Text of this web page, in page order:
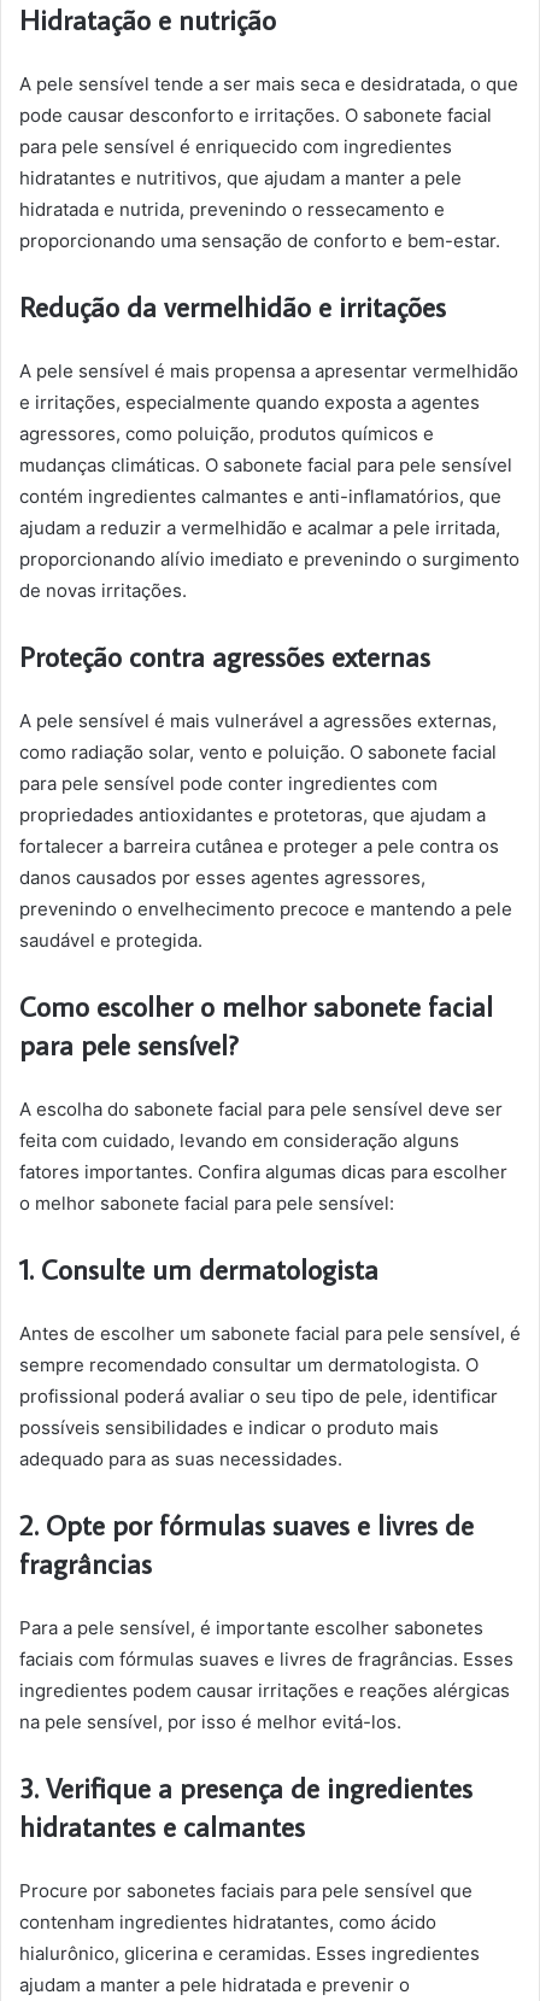
Hidratação e nutrição
A pele sensível tende a ser mais seca e desidratada, o que
pode causar desconforto e irritações. O sabonete facial
para pele sensível é enriquecido com ingredientes
hidratantes e nutritivos, que ajudam a manter a pele
hidratada e nutrida, prevenindo o ressecamento e
proporcionando uma sensação de conforto e bem-estar.
Redução da vermelhidão e irritações
A pele sensível é mais propensa a apresentar vermelhidão
e irritações, especialmente quando exposta a agentes
agressores, como poluição, produtos químicos e
mudanças climáticas. O sabonete facial para pele sensível
contém ingredientes calmantes e anti-inflamatórios, que
ajudam a reduzir a vermelhidão e acalmar a pele irritada,
proporcionando alívio imediato e prevenindo o surgimento
de novas irritações.
Proteção contra agressões externas
A pele sensível é mais vulnerável a agressões externas,
como radiação solar, vento e poluição. O sabonete facial
para pele sensível pode conter ingredientes com
propriedades antioxidantes e protetoras, que ajudam a
fortalecer a barreira cutânea e proteger a pele contra os
danos causados por esses agentes agressores,
prevenindo o envelhecimento precoce e mantendo a pele
saudável e protegida.
Como escolher o melhor sabonete facial
para pele sensível?
A escolha do sabonete facial para pele sensível deve ser
feita com cuidado, levando em consideração alguns
fatores importantes. Confira algumas dicas para escolher
o melhor sabonete facial para pele sensível:
1. Consulte um dermatologista
Antes de escolher um sabonete facial para pele sensível, é
sempre recomendado consultar um dermatologista. O
profissional poderá avaliar o seu tipo de pele, identificar
possíveis sensibilidades e indicar o produto mais
adequado para as suas necessidades.
2. Opte por fórmulas suaves e livres de
fragrâncias
Para a pele sensível, é importante escolher sabonetes
faciais com fórmulas suaves e livres de fragrâncias. Esses
ingredientes podem causar irritações e reações alérgicas
na pele sensível, por isso é melhor evitá-los.
3. Verifique a presença de ingredientes
hidratantes e calmantes
Procure por sabonetes faciais para pele sensível que
contenham ingredientes hidratantes, como ácido
hialurônico, glicerina e ceramidas. Esses ingredientes
ajudam a manter a pele hidratada e prevenir o